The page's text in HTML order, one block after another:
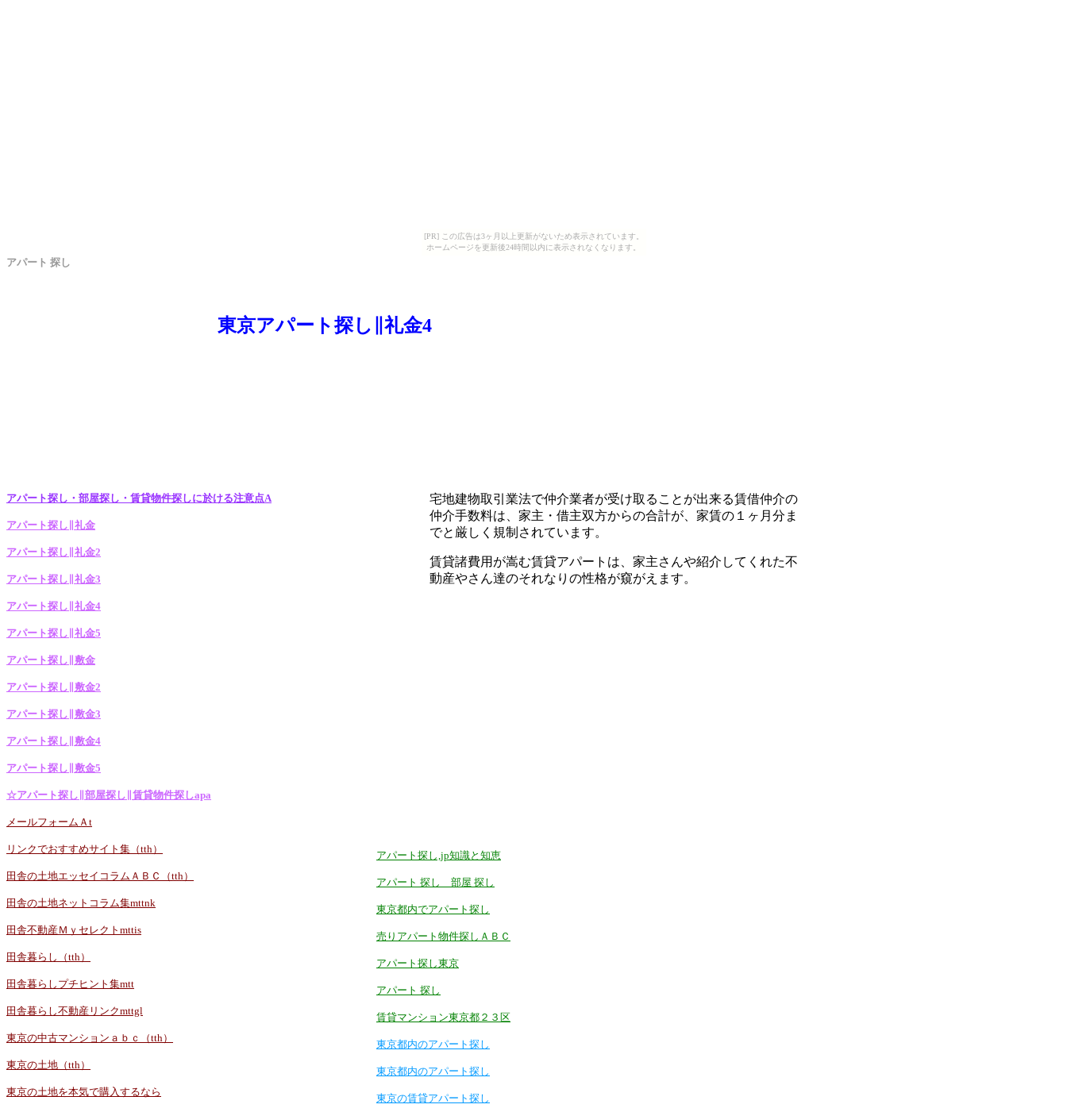
[PR] この広告は3ヶ月以上更新がないため表示されています。
ホームページを更新後24時間以内に表示されなくなります。
アパート 探し
東京アパート探し∥礼金4
アパート探し・部屋探し・賃貸物件探しに於ける注意点A
アパート探し∥礼金
アパート探し∥礼金2
アパート探し∥礼金3
アパート探し∥礼金4
アパート探し∥礼金5
アパート探し∥敷金
アパート探し∥敷金2
アパート探し∥敷金3
アパート探し∥敷金4
アパート探し∥敷金5
☆アパート探し∥部屋探し∥賃貸物件探しapa
メールフォームＡt
リンクでおすすめサイト集（tth）
田舎の土地エッセイコラムＡＢＣ（tth）
田舎の土地ネットコラム集mttnk
田舎不動産Ｍｙセレクトmttis
田舎暮らし（tth）
田舎暮らしプチヒント集mtt
田舎暮らし不動産リンクmttgl
東京の中古マンションａｂｃ（tth）
東京の土地（tth）
東京の土地を本気で購入するなら
宅地建物取引業法で仲介業者が受け取ることが出来る賃借仲介の
仲介手数料は、家主・借主双方からの合計が、家賃の１ヶ月分ま
でと厳しく規制されています。
賃貸諸費用が嵩む賃貸アパートは、家主さんや紹介してくれた不
動産やさん達のそれなりの性格が窺がえます。
アパート探し,jp知識と知恵
アパート 探し 部屋 探し
東京都内でアパート探し
売りアパート物件探しＡＢＣ
アパート探し東京
アパート 探し
賃貸マンション東京都２３区
東京都内のアパート探し
東京都内のアパート探し
東京の賃貸アパート探し